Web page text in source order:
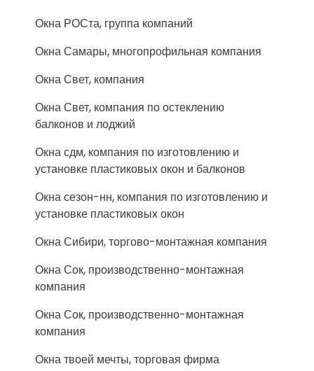
Окна РОСта, группа компаний
Окна Самары, многопрофильная компания
Окна Свет, компания
Окна Свет, компания по остеклению
балконов и лоджий
Окна сдм, компания по изготовлению и
установке пластиковых окон и балконов
Окна сезон-нн, компания по изготовлению и
установке пластиковых окон
Окна Сибири, торгово-монтажная компания
Окна Сок, производственно-монтажная
компания
Окна Сок, производственно-монтажная
компания
Окна твоей мечты, торговая фирма